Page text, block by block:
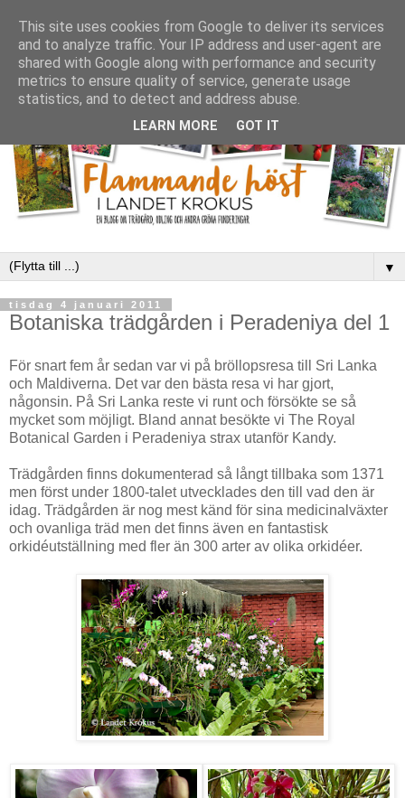
▼
tisdag 4 januari 2011
Botaniska trädgården i Peradeniya del 1
För snart fem år sedan var vi på bröllopsresa till Sri Lanka
och Maldiverna. Det var den bästa resa vi har gjort,
någonsin. På Sri Lanka reste vi runt och försökte se så
mycket som möjligt. Bland annat besökte vi The Royal
Botanical Garden i Peradeniya strax utanför Kandy.
Trädgården finns dokumenterad så långt tillbaka som 1371
men först under 1800-talet utvecklades den till vad den är
idag. Trädgården är nog mest känd för sina medicinalväxter
och ovanliga träd men det finns även en fantastisk
orkidéutställning med fler än 300 arter av olika orkidéer.
This site uses cookies from Google to deliver its services
and to analyze traffic. Your IP address and user-agent are
shared with Google along with performance and security
metrics to ensure quality of service, generate usage
statistics, and to detect and address abuse.
LEARN MORE GOT IT